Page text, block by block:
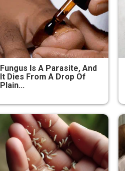
Fungus Is A Parasite, And
It Dies From A Drop Of
Plain...